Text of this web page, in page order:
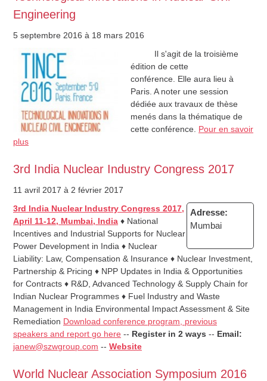
Engineering
5 septembre 2016 à 18 mars 2016
Il s'agit de la troisième
édition de cette
conférence. Elle aura lieu à
Paris. A noter une session
dédiée aux travaux de thèse
menés dans la thématique de
cette conférence. Pour en savoir
plus
3rd India Nuclear Industry Congress 2017
11 avril 2017 à 2 février 2017
Adresse:
Mumbai
3rd India Nuclear Industry Congress 2017,
April 11-12, Mumbai, India ♦ National
Incentives and Industrial Supports for Nuclear
Power Development in India♦ Nuclear
Liability: Law, Compensation & Insurance♦ Nuclear Investment,
Partnership & Pricing♦ NPP Updates in India & Opportunities
for Contracts♦ R&D, Advanced Technology & Supply Chain for
Indian Nuclear Programmes♦ Fuel Industry and Waste
Management in India Environmental Impact Assessment & Site
Remediation Download conference program, previous
speakers and report go here -- Register in 2 ways -- Email:
janew@szwgroup.com --Website
World Nuclear Association Symposium 2016